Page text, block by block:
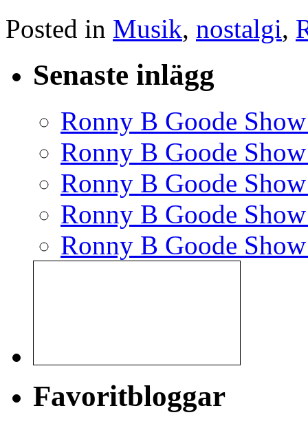
Posted in Musik, nostalgi,
Senaste inlägg
Ronny B Goode
Ronny B Goode
Ronny B Goode
Ronny B Goode
Ronny B Goode
Favoritbloggar